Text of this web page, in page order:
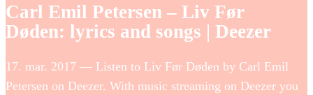
Carl Emil Petersen – Liv Før
Døden: lyrics and songs | Deezer
17. mar. 2017 — Listen to Liv Før Døden by Carl Emil
Petersen on Deezer. With music streaming on Deezer you